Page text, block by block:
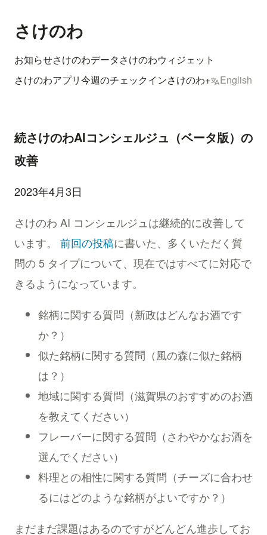
さけのわ
お知らせさけのわデータさけのわウィジェット
さけのわアプリ今週のチェックインさけのわ+ English
続さけのわAIコンシェルジュ（ベータ版）の
改善
2023年4月3日
さけのわ AI コンシェルジュは継続的に改善して
います。 前回の投稿に書いた、多くいただく質
問の 5 タイプについて、現在ではすべてに対応で
きるようになっています。
銘柄に関する質問（新政はどんなお酒です
か？）
似た銘柄に関する質問（風の森に似た銘柄
は？）
地域に関する質問（滋賀県のおすすめのお酒
を教えてください）
フレーバーに関する質問（さわやかなお酒を
選んでください）
料理との相性に関する質問（チーズに合わせ
るにはどのような銘柄がよいですか？）
まだまだ課題はあるのですがどんどん進歩してお